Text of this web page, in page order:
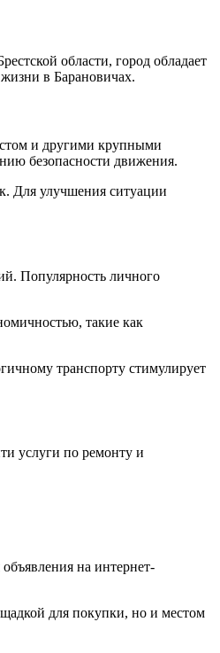
области, город обладает
в Барановичах.
и другими крупными
безопасности движения.
Для улучшения ситуации
Популярность личного
такие как
транспорту стимулирует
услуги по ремонту и
на интернет-
для покупки, но и местом